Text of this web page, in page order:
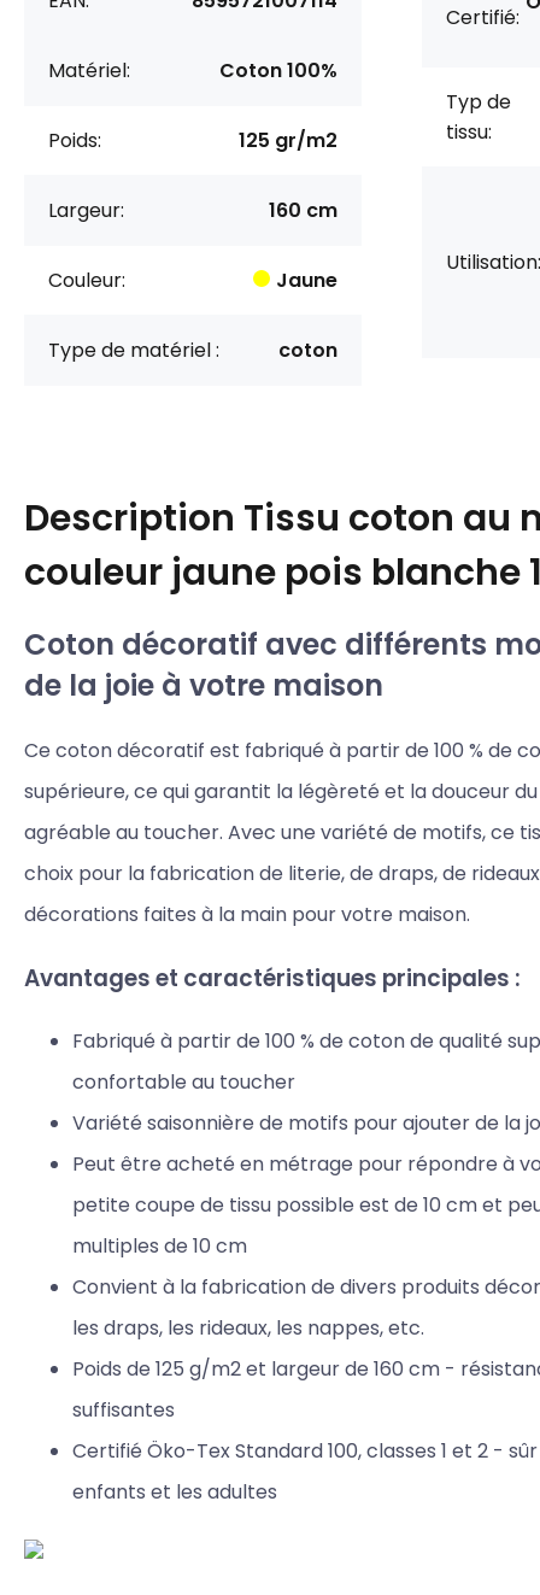
Matériel: Coton 100%
Poids: 125 gr/m2
Largeur: 160 cm
Couleur: Jaune
Type de matériel : coton
Certifié:
Typ de
tissu:
Utilisation:
Description Tissu coton au
couleur jaune pois blanche
Coton décoratif avec différents
de la joie à votre maison
Ce coton décoratif est fabriqué à partir de 100 % de
supérieure, ce qui garantit la légèreté et la douceur
agréable au toucher. Avec une variété de motifs, ce
choix pour la fabrication de literie, de draps, de
décorations faites à la main pour votre maison.
Avantages et caractéristiques principales :
Fabriqué à partir de 100 % de coton de qualité
confortable au toucher
Variété saisonnière de motifs pour ajouter de la
Peut être acheté en métrage pour répondre à
petite coupe de tissu possible est de 10 cm et
multiples de 10 cm
Convient à la fabrication de divers produits
les draps, les rideaux, les nappes, etc.
Poids de 125 g/m2 et largeur de 160 cm -
suffisantes
Certifié Öko-Tex Standard 100, classes 1 et 2 -
enfants et les adultes